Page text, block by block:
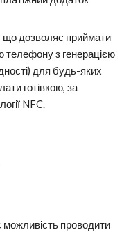
що дозволяє приймати
телефону з генерацією
для будь-яких
готівкою, за
NFC.
можливість проводити